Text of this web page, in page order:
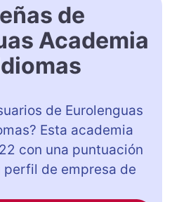
de
Academia
de Eurolenguas
Esta academia
con una puntuación
perfil de empresa de